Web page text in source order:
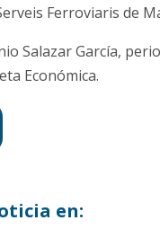
Ferroviaris de
Salazar García,
Económica.
en: